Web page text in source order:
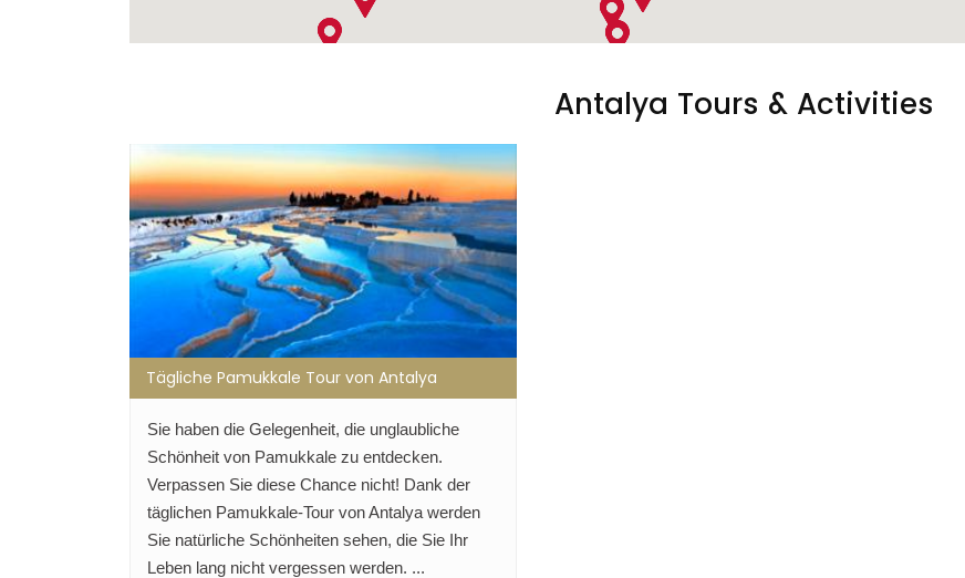
Antalya Tours & Activities
Tägliche Pamukkale Tour von Antalya
Sie haben die Gelegenheit, die unglaubliche
Schönheit von Pamukkale zu entdecken.
Verpassen Sie diese Chance nicht! Dank der
täglichen Pamukkale-Tour von Antalya werden
Sie natürliche Schönheiten sehen, die Sie Ihr
Leben lang nicht vergessen werden. ...